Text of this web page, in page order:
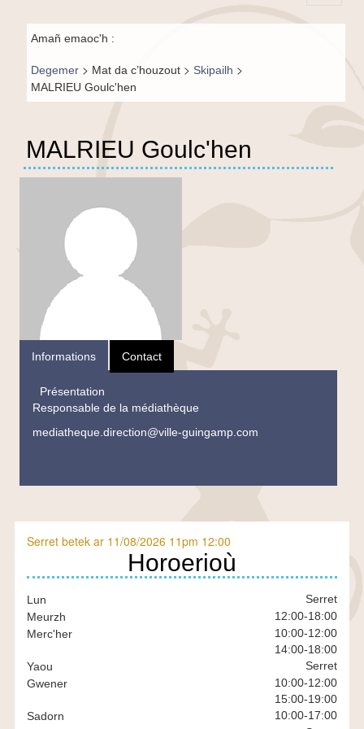
BR-fr
Fil de
navigation-
BR
Amañ emaoc'h :
Degemer > Mat da c’houzout > Skipailh >
MALRIEU Goulc'hen
MALRIEU Goulc'hen
Informations Contact
Présentation
Responsable de la médiathèque
mediatheque.direction@ville-guingamp.com
En
bref-
BR
Serret betek ar 11/08/2026 11pm 12:00
Horoerioù
Lun
Serret
Meurzh
12:00-18:00
Merc'her
10:00-12:00
14:00-18:00
Yaou
Serret
Gwener
10:00-12:00
15:00-19:00
Sadorn
10:00-17:00